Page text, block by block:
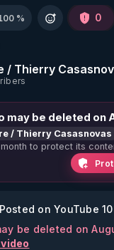
/ Thierry
% 0
may be deleted on
/ Thierry Casasnovas
to protect its
Posted on YouTube
be deleted on